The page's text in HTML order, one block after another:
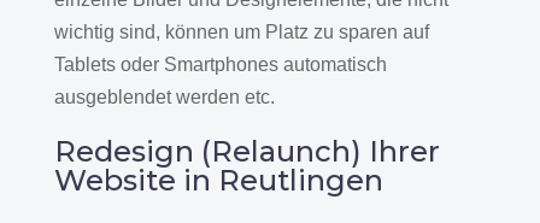
wichtig sind, können um Platz zu sparen auf
Tablets oder Smartphones automatisch
ausgeblendet werden etc.
Redesign (Relaunch) Ihrer
Website in Reutlingen